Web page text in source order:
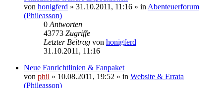
von honigferd » 31.10.2011, 11:16 » in Abenteuerforum
(Phileasson)
0 Antworten
43773 Zugriffe
Letzter Beitrag von honigferd
31.10.2011, 11:16
Neue Fanrichtlinien & Fanpaket
von phil » 10.08.2011, 19:52 » in Website & Errata
(Phileasson)